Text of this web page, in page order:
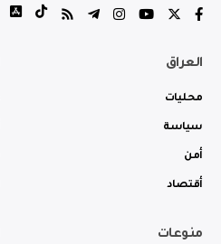
العراق
محليات
سياسة
أمن
أقتصاد
منوعات